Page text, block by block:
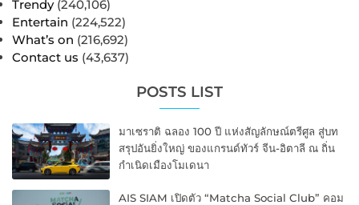
Trendy (240,106)
Entertain (224,522)
What’s on (216,692)
Contact us (43,637)
POSTS LIST
มาเซราติ ฉลอง 100 ปี แห่งสัญลักษณ์ตรีศูล สู่บท
สรุปอันยิ่งใหญ่ ของแกรนด์ทัวร์ จีน-อิตาลี ณ ถิ่น
กำเนิดเมืองโมเดนา
AIS SIAM เปิดตัว “Matcha Social Club” คอม